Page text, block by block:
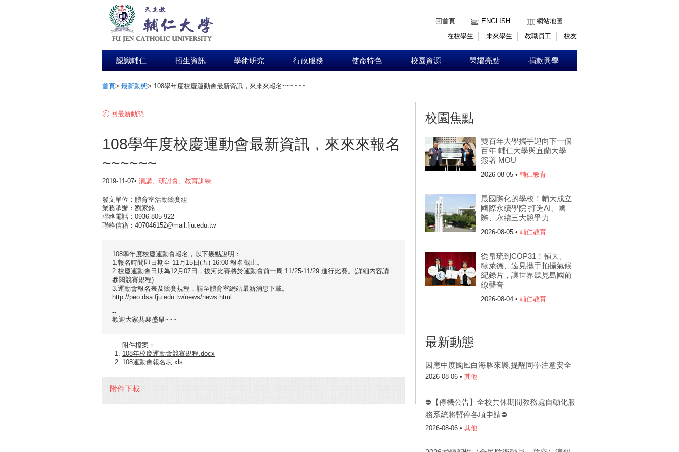
回首頁
ENGLISH
網站地圖
在校學生
未來學生 教職員工 校友
認識輔仁 招生資訊 學術研究 行政服務 使命特色 校園資源 閃耀亮點 捐款興學
首頁> 最新動態> 108學年度校慶運動會最新資訊，來來來報名~~~~~~
回最新動態
108學年度校慶運動會最新資訊，來來來報名
~~~~~~
2019-11-07• 演講、研討會、教育訓練
發文單位：體育室活動競賽組
業務承辦：劉家銘
聯絡電話：0936-805-922
聯絡信箱：407046152@mail.fju.edu.tw
108學年度校慶運動會報名，以下幾點說明：
1.報名時間即日期至 11月15日(五) 16:00 報名截止。
2.校慶運動會日期為12月07日，拔河比賽將於運動會前一周 11/25-11/29 進行比賽。(詳細內容請
參閱競賽規程)
3.運動會報名表及競賽規程，請至體育室網站最新消息下載。
http://peo.dsa.fju.edu.tw/news/news.html
-
--
歡迎大家共襄盛舉~~~
附件檔案：
108年校慶運動會競賽規程.docx
108運動會報名表.xls
附件下載
校園焦點
雙百年大學攜手迎向下一個
百年 輔仁大學與宜蘭大學
簽署 MOU
2026-08-05 • 輔仁教育
最國際化的學校！輔大成立
國際永續學院 打造AI、國
際、永續三大競爭力
2026-08-05 • 輔仁教育
從帛琉到COP31！輔大、
歐萊德、遠見攜手拍攝氣候
紀錄片，讓世界聽見島國前
線聲音
2026-08-04 • 輔仁教育
最新動態
因應中度颱風白海豚來襲,提醒同學注意安全
2026-08-06 • 其他
⛔【停機公告】全校共休期間教務處自動化服
務系統將暫停各項申請⛔
2026-08-06 • 其他